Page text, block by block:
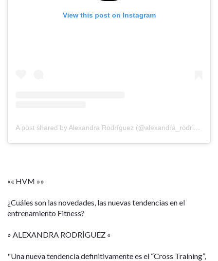
View this post on Instagram
A post shared by Alexandra Rodríguez (@alexandra_rodriguez85)
«« HVM »»
¿Cuáles son las novedades, las nuevas tendencias en el
entrenamiento Fitness?
» ALEXANDRA RODRÍGUEZ «
"Una nueva tendencia definitivamente es el “Cross Training”,